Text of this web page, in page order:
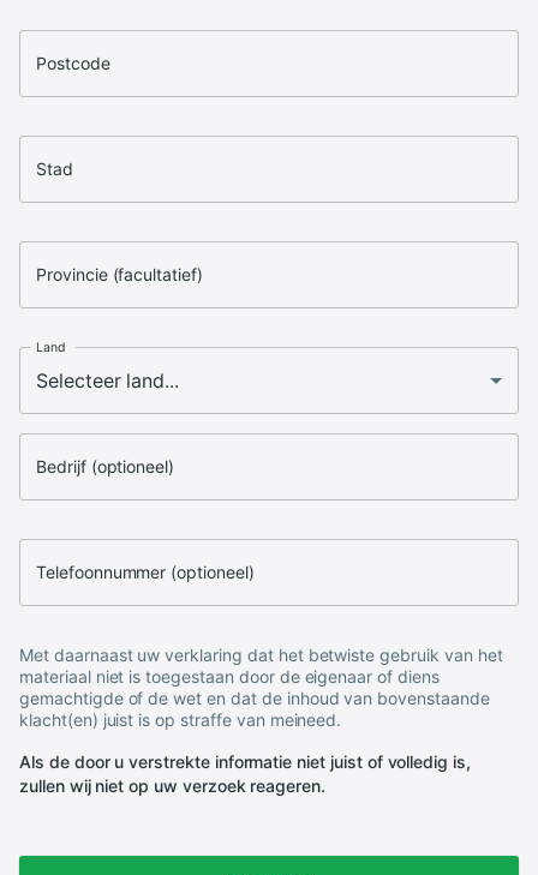
Postcode
Stad
Provincie (facultatief)
Land
Bedrijf (optioneel)
Telefoonnummer (optioneel)
Met daarnaast uw verklaring dat het betwiste gebruik van het
materiaal niet is toegestaan door de eigenaar of diens
gemachtigde of de wet en dat de inhoud van bovenstaande
klacht(en) juist is op straffe van meineed.
Als de door u verstrekte informatie niet juist of volledig is,
zullen wij niet op uw verzoek reageren.